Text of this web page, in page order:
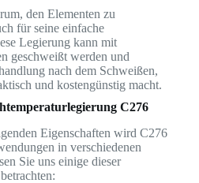
den Elementen zu
für seine einfache
Legierung kann mit
geschweißt werden und
nach dem Schweißen,
und kostengünstig macht.
C276
Eigenschaften wird C276
in verschiedenen
Sie uns einige dieser